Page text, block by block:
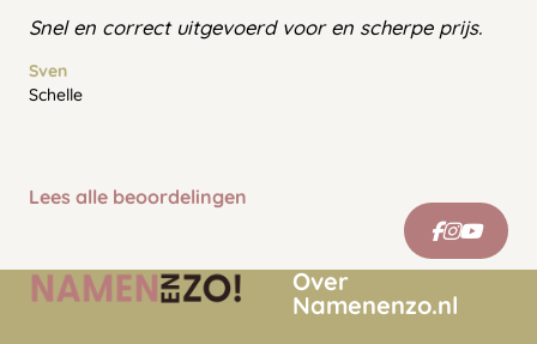
Snel en correct uitgevoerd voor en scherpe prijs.
Sven
Schelle
Lees alle beoordelingen
Over
Namenenzo.nl